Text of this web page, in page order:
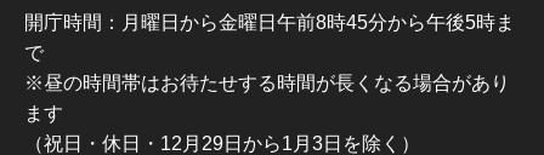
開庁時間：月曜日から金曜日午前8時45分から午後5時ま
で
※昼の時間帯はお待たせする時間が長くなる場合があり
ます
（祝日・休日・12月29日から1月3日を除く）